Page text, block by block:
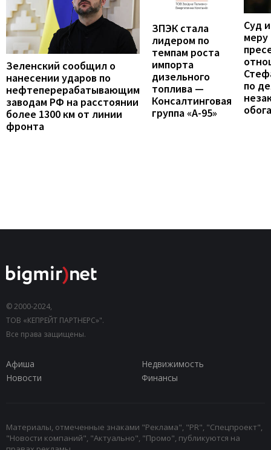
Зеленский сообщил о
нанесении ударов по
нефтеперерабатывающим
заводам РФ на расстоянии
более 1300 км от линии
фронта
ЗПЭК стала
лидером по
темпам роста
импорта
дизельного
топлива —
Консалтинговая
группа «А-95»
Суд
меру
по
© 2000-2024,
ТОВ «КЕПРЕЙТ ПАРТНЕРС»".
Все права защищены.
Афиша
Недвижимость
Новости
Финансы
Материалы, отмеченные знаками "Реклама", "PR", "Спецпроект",
"Новости компаний", "Актуально", "Промо", публикуются на